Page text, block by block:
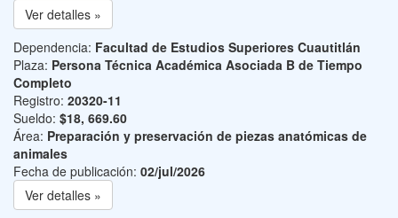
Ver detalles »
Dependencia: Facultad de Estudios Superiores Cuautitlán
Plaza: Persona Técnica Académica Asociada B de Tiempo
Completo
Registro: 20320-11
Sueldo: $18, 669.60
Área: Preparación y preservación de piezas anatómicas de
animales
Fecha de publicación: 02/jul/2026
Ver detalles »